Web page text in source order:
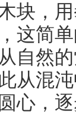
块，
这简
自然
从混
心，